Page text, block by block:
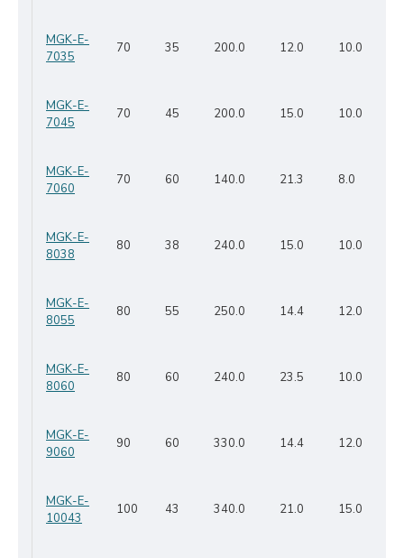
MGK-E-
7035
70 35 200.0 12.0 10.0
MGK-E-
7045
70 45 200.0 15.0 10.0
MGK-E-
7060
70 60 140.0 21.3 8.0
MGK-E-
8038
80 38 240.0 15.0 10.0
MGK-E-
8055
80 55 250.0 14.4 12.0
MGK-E-
8060
80 60 240.0 23.5 10.0
MGK-E-
9060
90 60 330.0 14.4 12.0
MGK-E-
10043
100 43 340.0 21.0 15.0